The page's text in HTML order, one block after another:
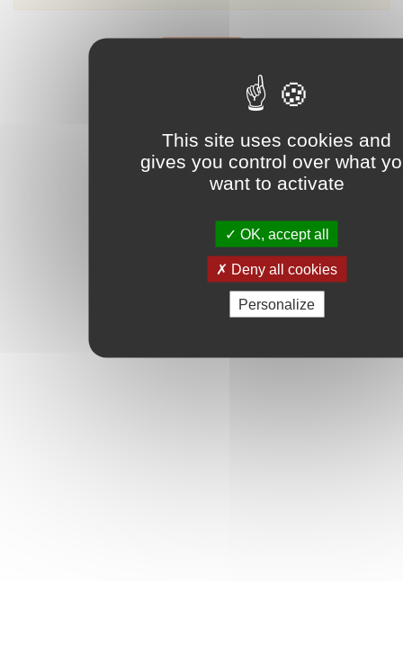
This site uses cookies and
gives you control over what
want to activate
OK, accept all
Deny all cookies
Personalize